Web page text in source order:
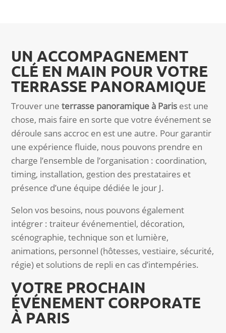
UN ACCOMPAGNEMENT
CLÉ EN MAIN POUR VOTRE
TERRASSE PANORAMIQUE
Trouver uneterrasse panoramique à Paris est une
chose, mais faire en sorte que votre événement se
déroule sans accroc en est une autre. Pour garantir
une expérience fluide, nous pouvons prendre en
charge l’ensemble de l’organisation : coordination,
timing, installation, gestion des prestataires et
présence d’une équipe dédiée le jour J.
Selon vos besoins, nous pouvons également
intégrer : traiteur événementiel, décoration,
scénographie, technique son et lumière,
animations, personnel (hôtesses, vestiaire, sécurité,
régie) et solutions de repli en cas d’intempéries.
VOTRE PROCHAIN
ÉVÉNEMENT CORPORATE
À PARIS